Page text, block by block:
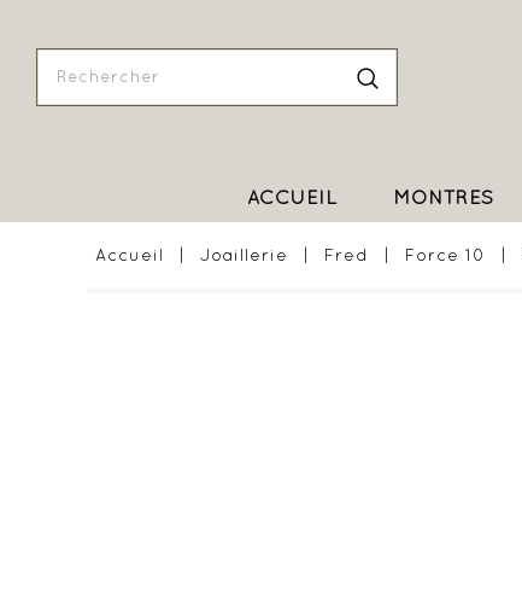
ACCUEIL MONTRES
Accueil Joaillerie Fred Force 10